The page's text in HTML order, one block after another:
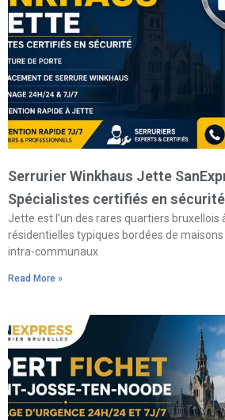
Serrurier Winkhaus Jette
Spécialistes certifiés en sécurité
Jette est l’un des rares quartiers bruxellois
résidentielles typiques bordées de
intra-communaux
Read More »